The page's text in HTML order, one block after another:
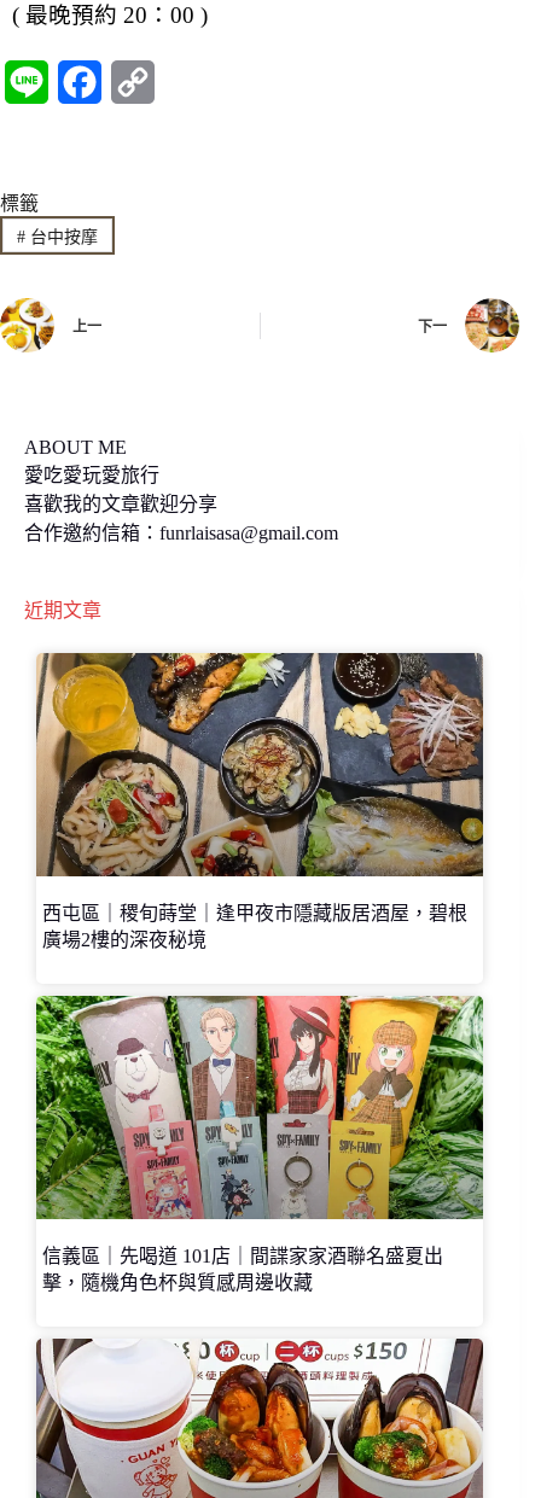
( 最晚預約 20：00 )
e e
b
標籤
#台中按摩
上一 下一
ABOUT ME
愛吃愛玩愛旅行
喜歡我的文章歡迎分享
合作邀約信箱： funrlaisasa@gmail.com
近期文章
西屯區｜稷旬蒔堂｜逢甲夜市隱藏版居酒屋，碧根
廣場2樓的深夜秘境
信義區｜先喝道 101店｜間諜家家酒聯名盛夏出
擊，隨機角色杯與質感周邊收藏